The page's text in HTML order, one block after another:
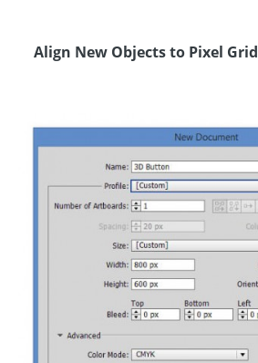
Align New Objects to Pixel Grid